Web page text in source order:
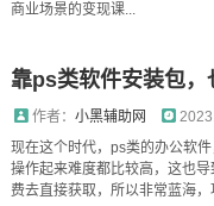
商业场景的变现课...
作者： 小黑辅助网
现在这个时代，ps类的办公软
操作起来难度都比较高，这也
费去直接获取，所以非常蓝海